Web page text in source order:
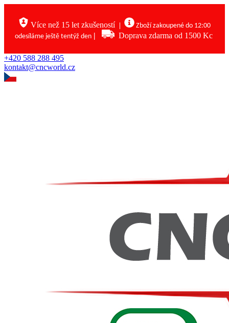
Více než 15 let zkušeností
Zboží zakoupené do 12:00
odesíláme ještě tentýž den | Doprava zdarma od 1500 Kc
+420 588 288 495
kontakt@cncworld.cz